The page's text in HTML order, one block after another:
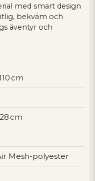
med smart design
bekväm och
äventyr och
cm
cm
Mesh-polyester